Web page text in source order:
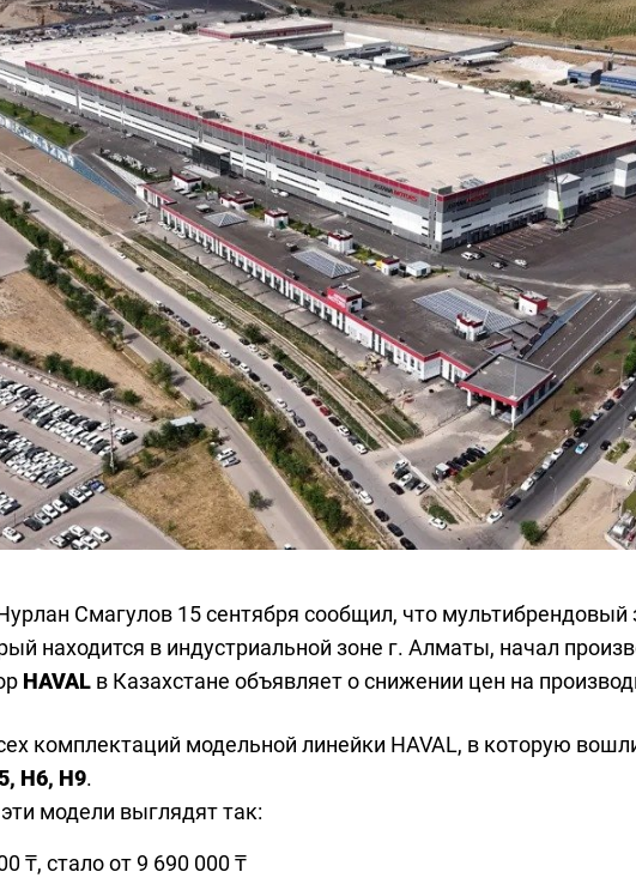
Смагулов 15 сентября сообщил, что мультибрендовый
находится в индустриальной зоне г. Алматы, начал
HAVAL в Казахстане объявляет о снижении цен на
комплектаций модельной линейки HAVAL, в которую
H6, H9.
модели выглядят так:
₸, стало от 9 690 000 ₸